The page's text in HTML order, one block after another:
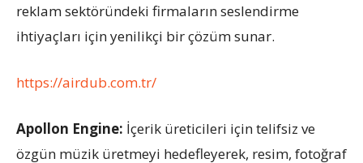
reklam sektöründeki firmaların seslendirme
ihtiyaçları için yenilikçi bir çözüm sunar.
https://airdub.com.tr/
Apollon Engine: İçerik üreticileri için telifsiz ve
özgün müzik üretmeyi hedefleyerek, resim, fotoğraf